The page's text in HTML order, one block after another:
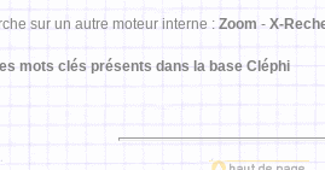
sur un autre moteur interne : Zoom - X-
mots clés présents dans la base Cléphi